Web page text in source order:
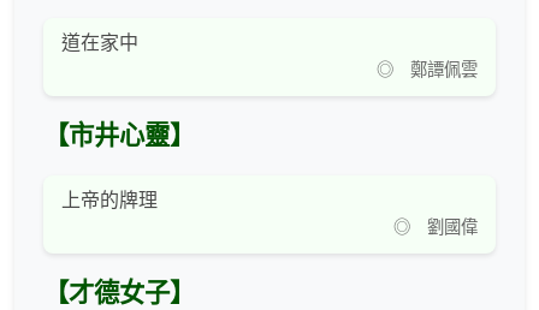
道在家中
◎ 鄭譚佩雲
【市井心靈】
上帝的牌理
◎ 劉國偉
【才德女子】